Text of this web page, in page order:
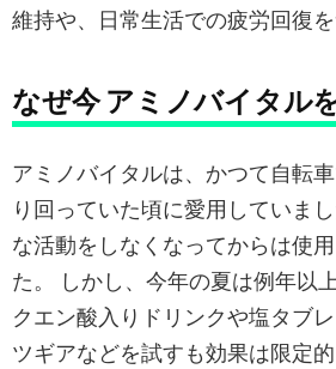
維持や、日常生活での疲労回復を
なぜ今 アミノバイタル
アミノバイタルは、かつて自転
り回っていた頃に愛用していま
な活動をしなくなってからは使
た。 しかし、今年の夏は例年以
クエン酸入りドリンクや塩タブ
ツギアなどを試すも効果は限定